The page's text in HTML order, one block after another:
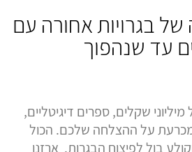
40 שנה של בגרויות אחורה עם
עד שנהפוך
שקלים, ספרים דיגיטליים,
על ההצלחה שלכם. הכול
בול לפיצוח הבגרות. ארזנו